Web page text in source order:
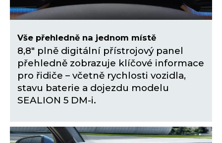
Vše přehledně na jednom místě
8,8" plně digitální přístrojový panel
přehledně zobrazuje klíčové informace
pro řidiče – včetně rychlosti vozidla,
stavu baterie a dojezdu modelu
SEALION 5 DM-i.